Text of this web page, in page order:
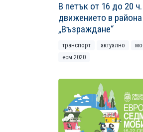
В петък от 16 до 20
движението в района
„Възраждане“
транспорт актуално
есм 2020